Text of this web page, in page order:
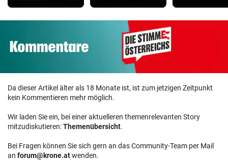
Da dieser Artikel älter als 18 Monate ist, ist zum jetzigen Zeitpunkt
kein Kommentieren mehr möglich.
Wir laden Sie ein, bei einer aktuelleren themenrelevanten Story
mitzudiskutieren:Themenübersicht.
Bei Fragen können Sie sich gern an das Community-Team per Mail
an forum@krone.atwenden.